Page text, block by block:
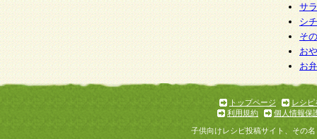
サ
シ
そ
お
お
トップページ
レシピ
利用規約
個人情報保
子供向けレシピ投稿サイト、その